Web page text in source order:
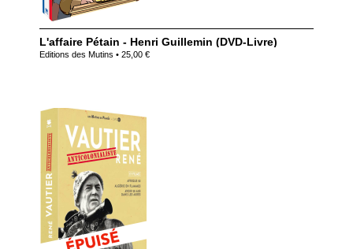
L'affaire Pétain - Henri Guillemin (DVD-Livre)
Editions des Mutins • 25,00 €